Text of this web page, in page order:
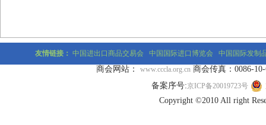
友情链接： 中国进出口商品交易会 中国国际进口博览会 中国国际发制
商会网站： www.cccla.org.cn 商会传真：0086-10-
备案序号:京ICP备20019723号
Copyright ©2010 All right